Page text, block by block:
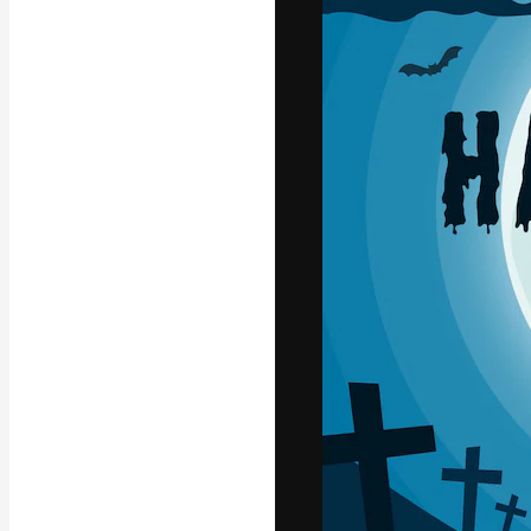
La plataforma
trabajo. Más
entre
estudios.
Español
Copyright ©